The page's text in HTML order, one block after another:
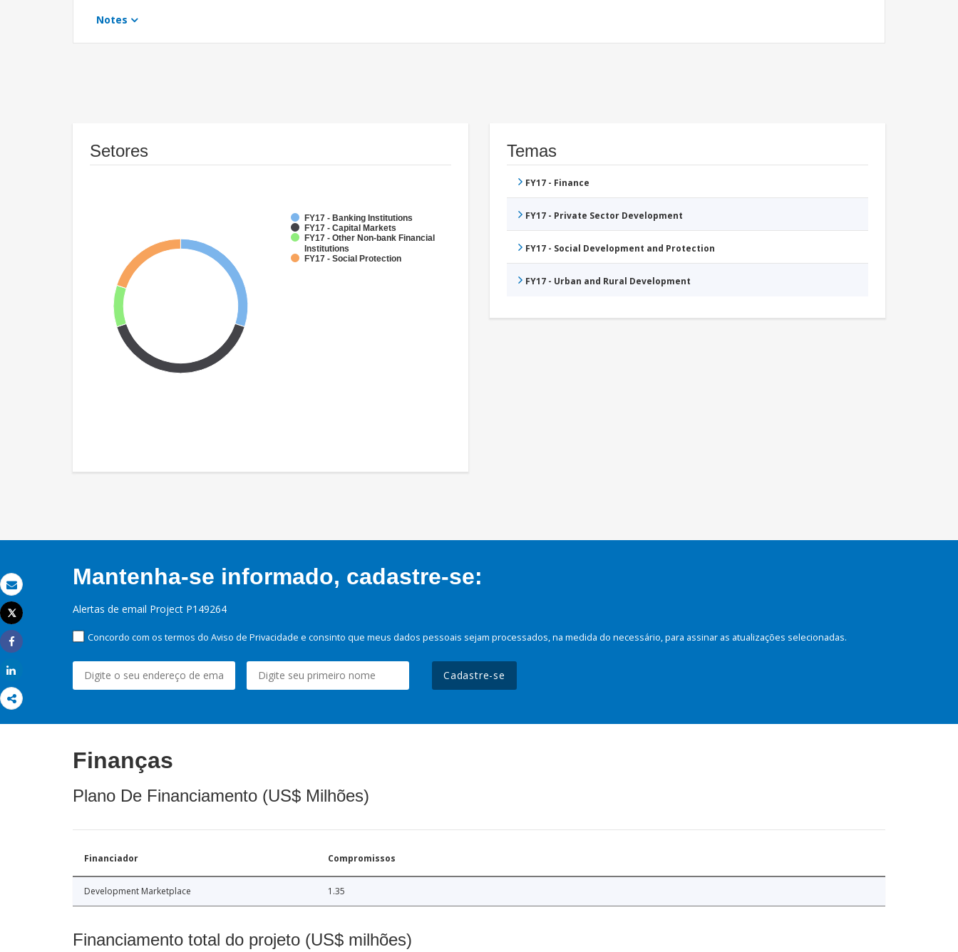
Email
Imprimir
Tweet
Share
Notes
Setores
FY17 - Banking Institutions
FY17 - Capital Markets
FY17 - Other Non-bank Financial
Institutions
FY17 - Social Protection
Temas
FY17 - Finance
FY17 - Private Sector Development
FY17 - Social Development and Protection
FY17 - Urban and Rural Development
Mantenha-se informado, cadastre-se:
Alertas de email Project P149264
Concordo com os termos do Aviso de Privacidade e consinto que meus dados pessoais sejam processados, na medida do necessário, para assinar as atualizações selecionadas.
Cadastre-se
Finanças
Plano De Financiamento (US$ Milhões)
Financiador Compromissos
Development Marketplace 1.35
Financiamento total do projeto (US$ milhões)